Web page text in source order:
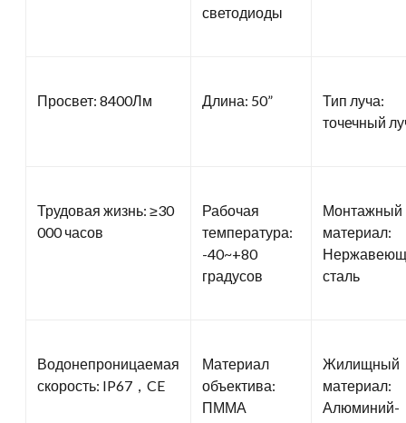
светодиоды
Просвет: 8400Лм Длина: 50”
Тип луча:
точечный
Трудовая жизнь: ≥30
000 часов
Рабочая
температура:
-40~+80
градусов
Монтажный
материал:
сталь
Водонепроницаемая
скорость: IP67，CE
Материал
объектива:
ПММА
Жилищный
материал:
Алюминий-